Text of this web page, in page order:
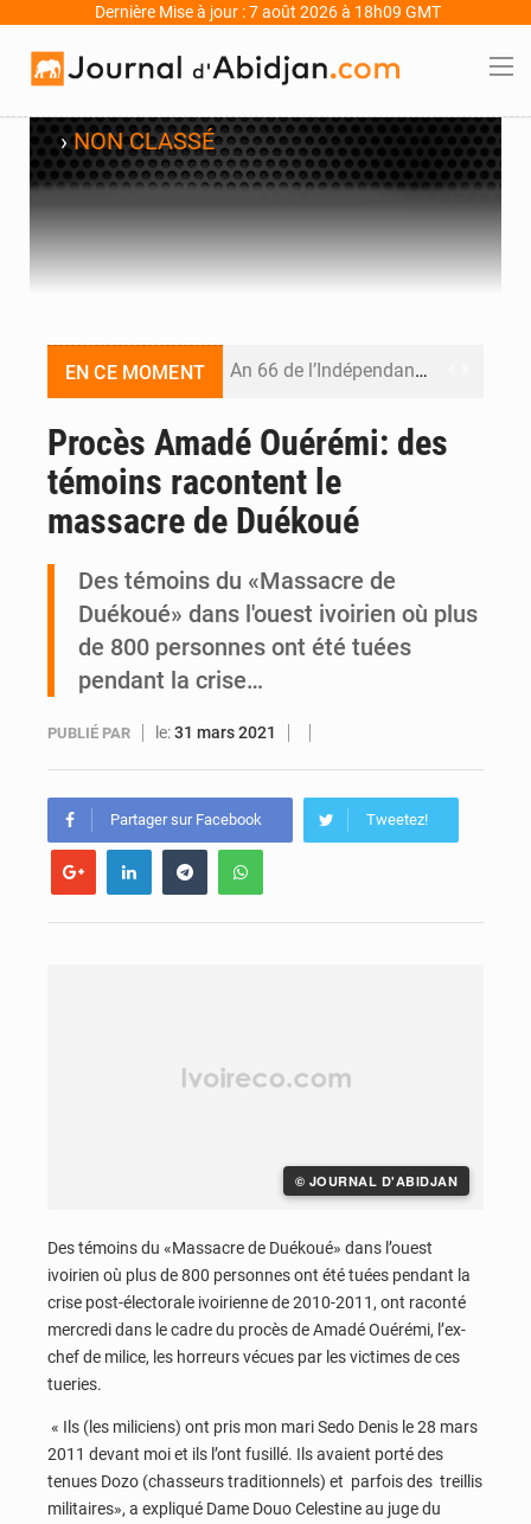
Dernière Mise à jour : 7 août 2026 à 18h09 GMT
›NON CLASSÉ
EN CE MOMENT An 66 de l’Indépendance : l’Inde, la Guinée, le Bénin et le Gabon donnent une dimension internationale au défilé de Yopougon
Indépendance 2026 : plus de 5 400 militaires mobilisés, une démonstration de force de l’armée ivoirienne à Yopougon
Procès Amadé Ouérémi: des
témoins racontent le
massacre de Duékoué
Des témoins du «Massacre de
Duékoué» dans l'ouest ivoirien où plus
de 800 personnes ont été tuées
pendant la crise…
PUBLIÉ PAR le:31 mars 2021
Partager sur Facebook Tweetez!
© JOURNAL D'ABIDJAN
Des témoins du «Massacre de Duékoué» dans l’ouest
ivoirien où plus de 800 personnes ont été tuées pendant la
crise post-électorale ivoirienne de 2010-2011, ont raconté
mercredi dans le cadre du procès de Amadé Ouérémi, l’ex-
chef de milice, les horreurs vécues par les victimes de ces
tueries.
« Ils (les miliciens) ont pris mon mari Sedo Denis le 28 mars
2011 devant moi et ils l’ont fusillé. Ils avaient porté des
tenues Dozo (chasseurs traditionnels) et parfois des treillis
militaires», a expliqué Dame Douo Celestine au juge du